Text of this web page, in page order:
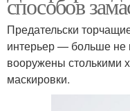
способов
Предательски
интерьер — больше
вооружены столькими
маскировки.